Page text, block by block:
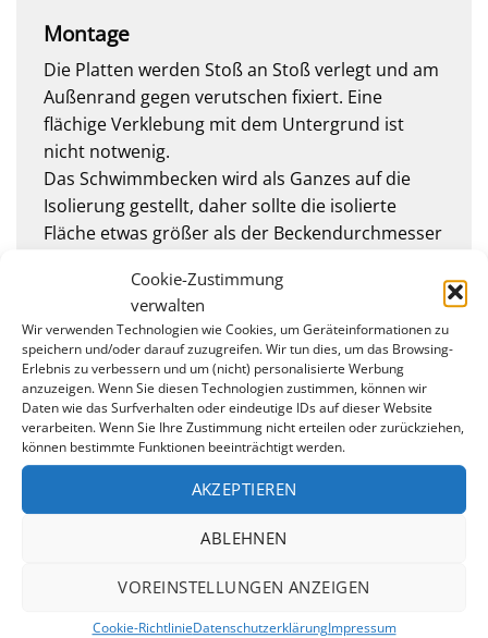
Cookie-Zustimmung
verwalten
Wir verwenden Technologien wie Cookies, um Geräteinformationen zu
speichern und/oder darauf zuzugreifen. Wir tun dies, um das Browsing-
Erlebnis zu verbessern und um (nicht) personalisierte Werbung
anzuzeigen. Wenn Sie diesen Technologien zustimmen, können wir
Daten wie das Surfverhalten oder eindeutige IDs auf dieser Website
verarbeiten. Wenn Sie Ihre Zustimmung nicht erteilen oder zurückziehen,
können bestimmte Funktionen beeinträchtigt werden.
AKZEPTIEREN
ABLEHNEN
VOREINSTELLUNGEN ANZEIGEN
Cookie-RichtlinieDatenschutzerklärungImpressum
Montage
Die Platten werden Stoß an Stoß verlegt und am
Außenrand gegen verutschen fixiert. Eine
flächige Verklebung mit dem Untergrund ist
nicht notwenig.
Das Schwimmbecken wird als Ganzes auf die
Isolierung gestellt, daher sollte die isolierte
Fläche etwas größer als der Beckendurchmesser